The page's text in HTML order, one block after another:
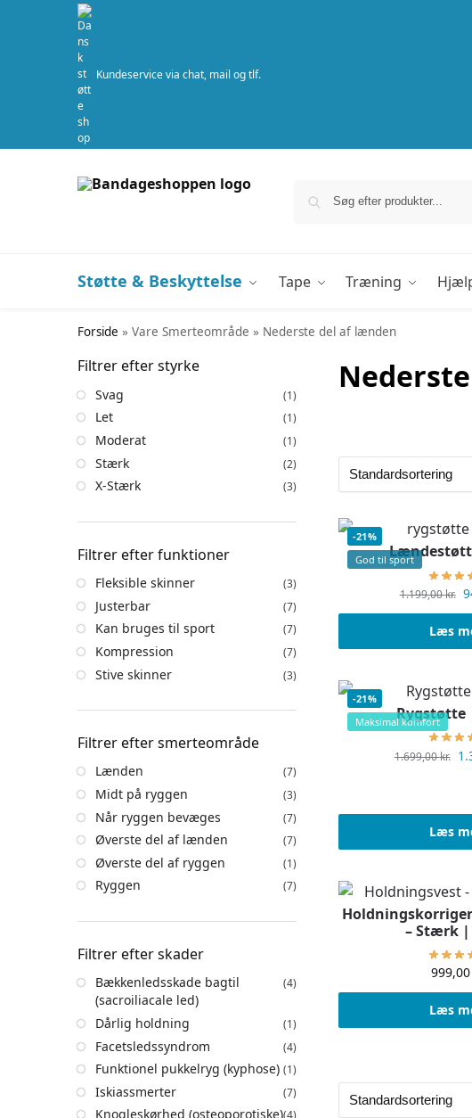
Kundeservice via chat, mail og tlf.
Støtte & Beskyttelse Tape Træning
Forside » Vare Smerteområde » Nederste del af lænden
-21%
God til sport
1.199,00kr.
Læs
-21%
Maksimal komfort
Rygstøtte
1.699,00kr.
Læs
– Stærk |
999,00
Læs
Filtrer efter styrke
Svag (1)
Let (1)
Moderat (1)
Stærk (2)
X-Stærk (3)
Filtrer efter funktioner
Fleksible skinner (3)
Justerbar (7)
Kan bruges til sport (7)
Kompression (7)
Stive skinner (3)
Filtrer efter smerteområde
Lænden (7)
Midt på ryggen (3)
Når ryggen bevæges (7)
Øverste del af lænden (7)
Øverste del af ryggen (1)
Ryggen (7)
Filtrer efter skader
Bækkenledsskade bagtil
(sacroiliacale led)
(4)
Dårlig holdning (1)
Facetsledssyndrom (4)
Funktionel pukkelryg (kyphose) (1)
Iskiassmerter (7)
Knogleskørhed (osteoporotiske)